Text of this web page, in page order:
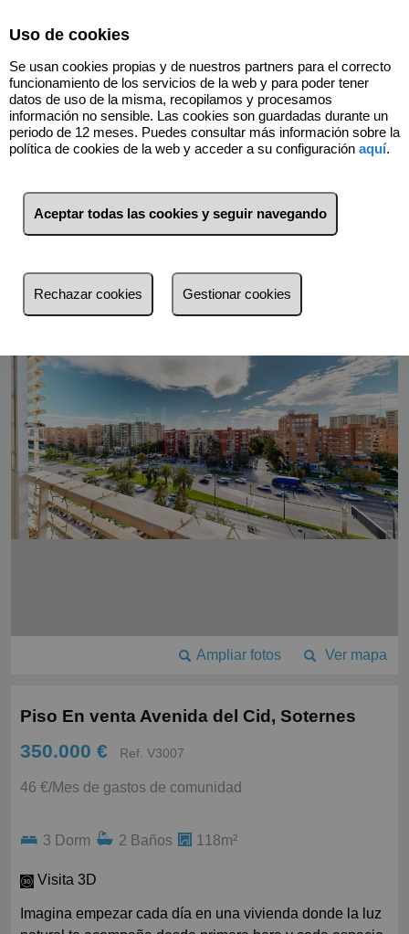
Volver
Ver mapa
Ampliar fotos
Piso En venta Avenida del Cid, Soternes
350.000 € Ref. V3007
46 €/Mes de gastos de comunidad
3 Dorm 2 Baños 118m²
Visita 3D
Uso de cookies
Se usan cookies propias y de nuestros partners para el correcto
funcionamiento de los servicios de la web y para poder tener
datos de uso de la misma, recopilamos y procesamos
información no sensible. Las cookies son guardadas durante un
periodo de 12 meses. Puedes consultar más información sobre la
política de cookies de la web y acceder a su configuración aquí.
Aceptar todas las cookies y seguir navegando
Rechazar cookies Gestionar cookies